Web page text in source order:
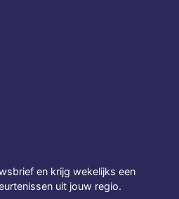
en krijg wekelijks een
uit jouw regio.